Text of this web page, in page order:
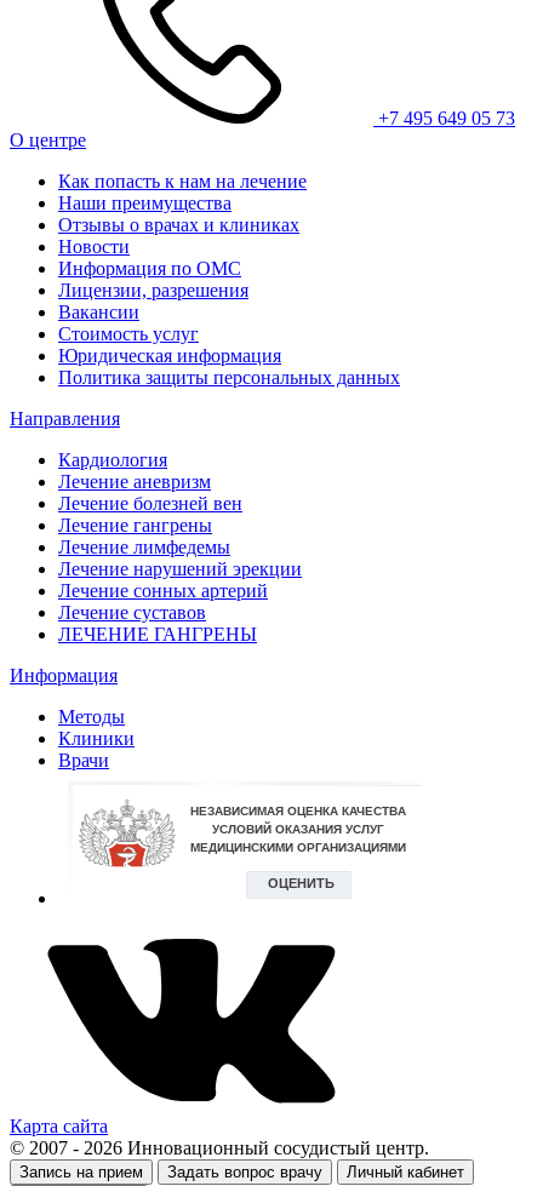
+7 495 649 05 73
О центре
Как попасть к нам на лечение
Наши преимущества
Отзывы о врачах и клиниках
Новости
Информация по ОМС
Лицензии, разрешения
Вакансии
Стоимость услуг
Юридическая информация
Политика защиты персональных данных
Направления
Кардиология
Лечение аневризм
Лечение болезней вен
Лечение гангрены
Лечение лимфедемы
Лечение нарушений эрекции
Лечение сонных артерий
Лечение суставов
ЛЕЧЕНИЕ ГАНГРЕНЫ
Информация
Методы
Клиники
Врачи
Карта сайта
© 2007 - 2026 Инновационный сосудистый центр.
Запись на прием Задать вопрос врачу
Личный кабинет